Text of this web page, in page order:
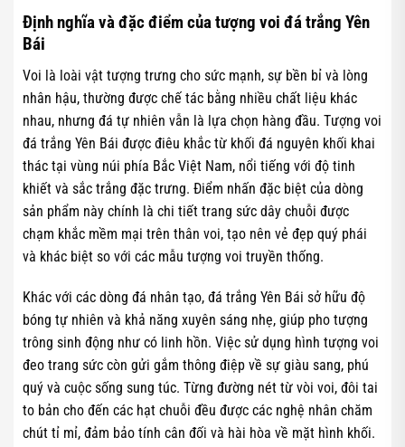
Định nghĩa và đặc điểm của tượng voi đá trắng Yên
Bái
Voi là loài vật tượng trưng cho sức mạnh, sự bền bỉ và lòng
nhân hậu, thường được chế tác bằng nhiều chất liệu khác
nhau, nhưng đá tự nhiên vẫn là lựa chọn hàng đầu. Tượng voi
đá trắng Yên Bái được điêu khắc từ khối đá nguyên khối khai
thác tại vùng núi phía Bắc Việt Nam, nổi tiếng với độ tinh
khiết và sắc trắng đặc trưng. Điểm nhấn đặc biệt của dòng
sản phẩm này chính là chi tiết trang sức dây chuỗi được
chạm khắc mềm mại trên thân voi, tạo nên vẻ đẹp quý phái
và khác biệt so với các mẫu tượng voi truyền thống.
Khác với các dòng đá nhân tạo, đá trắng Yên Bái sở hữu độ
bóng tự nhiên và khả năng xuyên sáng nhẹ, giúp pho tượng
trông sinh động như có linh hồn. Việc sử dụng hình tượng voi
đeo trang sức còn gửi gắm thông điệp về sự giàu sang, phú
quý và cuộc sống sung túc. Từng đường nét từ vòi voi, đôi tai
to bản cho đến các hạt chuỗi đều được các nghệ nhân chăm
chút tỉ mỉ, đảm bảo tính cân đối và hài hòa về mặt hình khối.